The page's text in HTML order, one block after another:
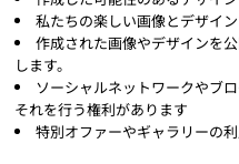
私たちの楽しい画像とデザイ
作成された画像やデザインを
します。
ソーシャルネットワークやブ
それを行う権利があります
特別オファーやギャラリーの